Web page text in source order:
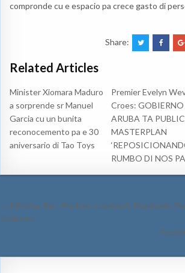
compronde cu e espacio pa crece gasto di
Share:
Related Articles
Minister Xiomara Maduro
a sorprende sr Manuel
Garcia cu un bunita
reconocemento pa e 30
aniversario di Tao Toys
Premier Evelyn
Croes: GOBIERNO
ARUBA TA
MASTERPLAN
RUMBO DI NOS
Post
navigation
← Minister Ruiz-Maduro a comparti Resultado
Gobierno